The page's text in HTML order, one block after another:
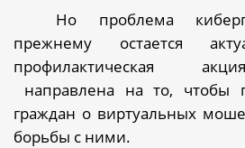
Но проблема
прежнему остается
профилактическая
направлена на то, чтобы
граждан о виртуальных
борьбы с ними.